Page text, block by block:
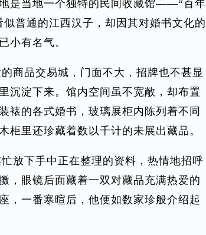
是当地一个独特的民间收藏馆——“百年
普通的江西汉子，却因其对婚书文化的
小有名气。
商品交易城，门面不大，招牌也不甚显
沉淀下来。馆内空间虽不宽敞，却布置
裱的各式婚书，玻璃展柜内陈列着不同
柜里还珍藏着数以千计的未展出藏品。
放下手中正在整理的资料，热情地招呼
，眼镜后面藏着一双对藏品充满热爱的
，一番寒暄后，他便如数家珍般介绍起